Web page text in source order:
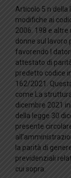
Articolo 5 n della
modifiche ai
2006. 198 e
donne sul lavoro
favorendo I
attestato di
predetto codice
162/2021.
come La
dicembre 2021
della legge 30
presente
la parità di
previdenziali
cui sopra.